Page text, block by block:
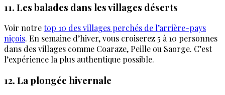
11. Les balades dans les villages déserts
Voir notretop 10 des villages perchés de l’arrière-pays
niçois. En semaine d’hiver, vous croiserez 5 à 10 personnes
dans des villages comme Coaraze, Peille ou Saorge. C’est
l’expérience la plus authentique possible.
12. La plongée hivernale